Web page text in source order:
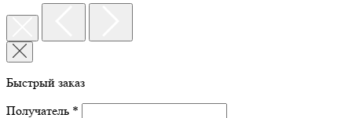
Быстрый заказ
Получатель *